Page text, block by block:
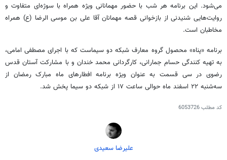
می‌شود. این برنامه هر شب با حضور مهمانانی ویژه همراه با سوژه‌ای متفاوت و
روایت‌هایی شنیدنی از بازخوانی قصه مهمانان آقا علی بن موسی الرضا (ع) همراه
مخاطبان است.
برنامه «پناه» محصول گروه معارف شبکه دو سیماست که با اجرای مصطفی امامی،
به تهیه کنندگی حسام جمارانی، کارگردانی محمد خندان و با مشارکت آستان قدس
رضوی در سی قسمت به عنوان ویژه برنامه افطارهای ماه مبارک رمضان از
سه‌شنبه ۲۲ اسفند ماه حوالی ساعت ۱۷ از شبکه دو سیما پخش شد.
کد مطلب6053726
علیرضا سعیدی